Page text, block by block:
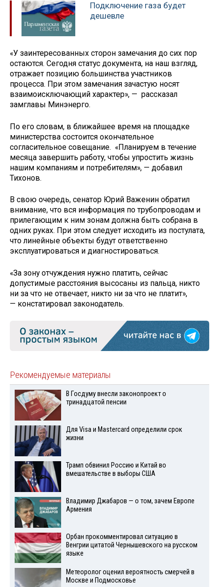
Подключение газа будет
дешевле
«У заинтересованных сторон замечания до сих пор
остаются. Сегодня статус документа, на наш взгляд,
отражает позицию большинства участников
процесса. При этом замечания зачастую носят
взаимоисключающий характер», — рассказал
замглавы Минэнерго.
По его словам, в ближайшее время на площадке
министерства состоится окончательное
согласительное совещание. «Планируем в течение
месяца завершить работу, чтобы упростить жизнь
нашим компаниям и потребителям», — добавил
Тихонов.
В свою очередь, сенатор Юрий Важенин обратил
внимание, что вся информация по трубопроводам и
прилегающим к ним зонам должна быть собрана в
одних руках. При этом следует исходить из постулата,
что линейные объекты будут ответственно
эксплуатироваться и диагностироваться.
«За зону отчуждения нужно платить, сейчас
допустимые расстояния высосаны из пальца, никто
ни за что не отвечает, никто ни за что не платит»,
— констатировал законодатель.
Рекомендуемые материалы
В Госдуму внесли законопроект о
тринадцатой пенсии
Для Visа и Mastercard определили срок
жизни
Трамп обвинил Россию и Китай во
вмешательстве в выборы США
Владимир Джабаров — о том, зачем Европе
Армения
Орбан прокомментировал ситуацию в
Венгрии цитатой Чернышевского на русском
языке
Метеоролог оценил вероятность смерчей в
Москве и Подмосковье